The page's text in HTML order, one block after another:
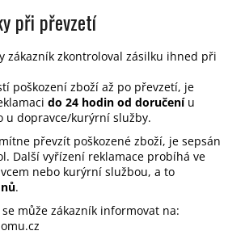
při převzetí
zákazník zkontroloval zásilku ihned při
poškození zboží až po převzetí, je
do 24 hodin od doručeníu
u dopravce/kurýrní služby.
převzít poškozené zboží, je sepsán
Další vyřízení reklamace probíhá ve
nebo kurýrní službou, a to
.
může zákazník informovat na: